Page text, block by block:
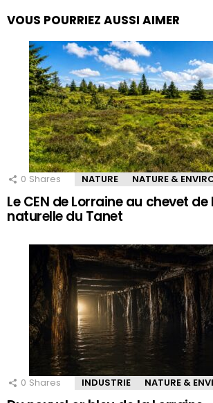
VOUS POURRIEZ AUSSI AIMER
0 Shares NATURE NATURE &
Le CEN de Lorraine au chevet
naturelle du Tanet
0 Shares INDUSTRIE NATURE &